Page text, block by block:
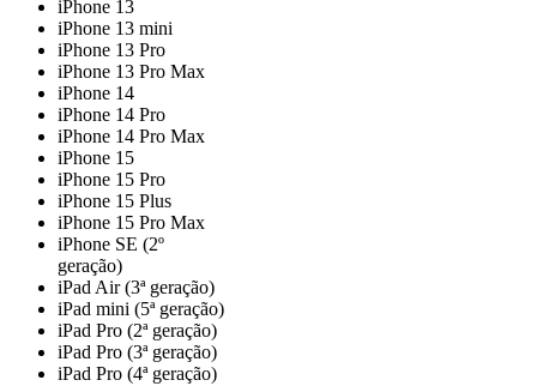
iPhone 13
iPhone 13 mini
iPhone 13 Pro
iPhone 13 Pro Max
iPhone 14
iPhone 14 Pro
iPhone 14 Pro Max
iPhone 15
iPhone 15 Pro
iPhone 15 Plus
iPhone 15 Pro Max
iPhone SE (2º
geração)
iPad Air (3ª geração)
iPad mini (5ª geração)
iPad Pro (2ª geração)
iPad Pro (3ª geração)
iPad Pro (4ª geração)